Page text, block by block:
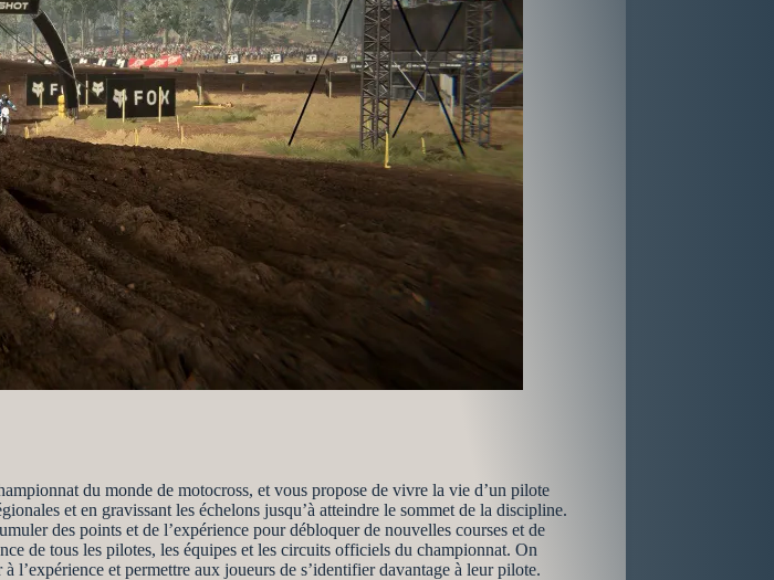
du monde de motocross, et vous propose de vivre la vie d’un pilote
et en gravissant les échelons jusqu’à atteindre le sommet de la discipline.
des points et de l’expérience pour débloquer de nouvelles courses et de
de tous les pilotes, les équipes et les circuits officiels du championnat. On
l’expérience et permettre aux joueurs de s’identifier davantage à leur pilote.